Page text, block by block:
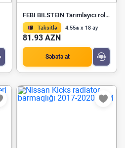
FEBI BILSTEIN Tarımlayıcı rolik 24179
Taksitlə 4.55₼ x 18 ay
81.93 AZN
Səbətə at